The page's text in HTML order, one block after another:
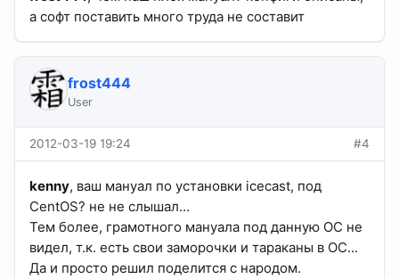
а софт поставить много труда не составит
frost444
User
2012-03-19 19:24 #4
kenny, ваш мануал по установки icecast, под
CentOS? не не слышал...
Тем более, грамотного мануала под данную ОС не
видел, т.к. есть свои заморочки и тараканы в ОС...
Да и просто решил поделится с народом.